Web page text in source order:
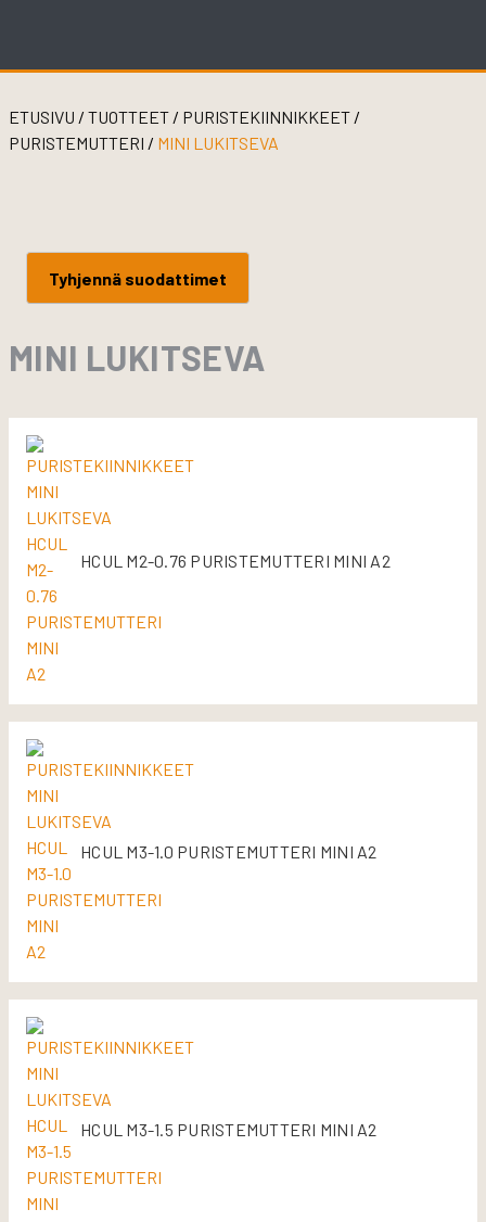
ETUSIVU / TUOTTEET / PURISTEKIINNIKKEET /
PURISTEMUTTERI / MINI LUKITSEVA
Tyhjennä suodattimet
MINI LUKITSEVA
HCUL M2-0.76 PURISTEMUTTERI MINI A2
HCUL M3-1.0 PURISTEMUTTERI MINI A2
HCUL M3-1.5 PURISTEMUTTERI MINI A2